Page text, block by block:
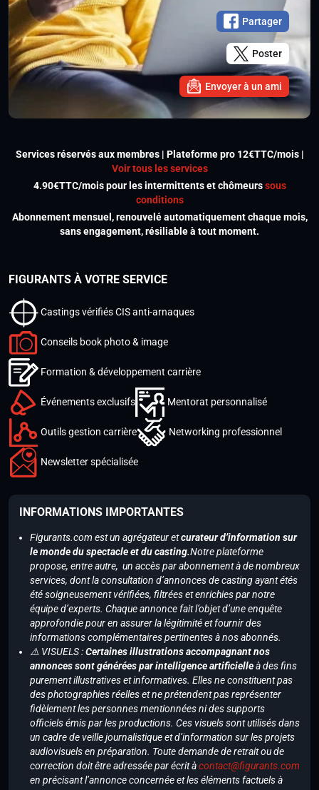
Partager
Poster
Envoyer à un ami
Services réservés aux membres | Plateforme pro 12€TTC/mois |
Voir tous les services
4.90€TTC/mois pour les intermittents et chômeurssous
conditions
Abonnement mensuel, renouvelé automatiquement chaque mois,
sans engagement, résiliable à tout moment.
FIGURANTS À VOTRE SERVICE
Castings vérifiés CIS anti-arnaques
Conseils book photo & image
Formation & développement carrière
Événements exclusifs Mentorat personnalisé
Outils gestion carrière Networking professionnel
Newsletter spécialisée
INFORMATIONS IMPORTANTES
Figurants.com est un agrégateur etcurateur d’information sur
le monde du spectacle et du casting.Notre plateforme
propose, entre autre, un accès par abonnement à de nombreux
services, dont la consultation d’annonces de casting ayant étés
été soigneusement vérifiées, filtrées et enrichies par notre
équipe d’experts. Chaque annonce fait l’objet d’une enquête
approfondie pour en assurer la légitimité et fournir des
informations complémentaires pertinentes à nos abonnés.
⚠️ VISUELS :Certaines illustrations accompagnant nos
annonces sont générées par intelligence artificielleà des fins
purement illustratives et informatives. Elles ne constituent pas
des photographies réelles et ne prétendent pas représenter
fidèlement les personnes mentionnées ni des supports
officiels émis par les productions. Ces visuels sont utilisés dans
un cadre de veille journalistique et d’information sur les projets
audiovisuels en préparation. Toute demande de retrait ou de
correction doit être adressée par écrit àcontact@figurants.com
en précisant l’annonce concernée et les éléments factuels à